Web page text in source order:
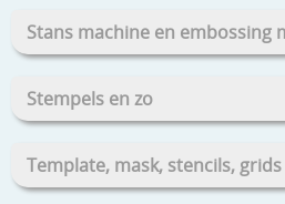
Stans machine en embossing
Stempels en zo
Template, mask, stencils, grids